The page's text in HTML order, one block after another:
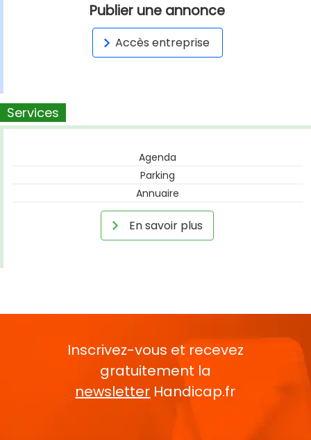
Publier une annonce
Accès entreprise
Services
Agenda
Parking
Annuaire
En savoir plus
Inscrivez-vous et recevez
gratuitement la
newsletter Handicap.fr